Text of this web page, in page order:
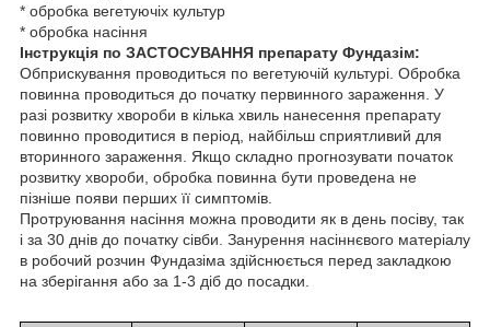
* обробка вегетуючіх культур
* обробка насіння
Інструкція по ЗАСТОСУВАННЯ препарату Фундазім:
Обприскування проводиться по вегетуючій культурі. Обробка
повинна проводиться до початку первинного зараження. У
разі розвитку хвороби в кілька хвиль нанесення препарату
повинно проводитися в період, найбільш сприятливий для
вторинного зараження. Якщо складно прогнозувати початок
розвитку хвороби, обробка повинна бути проведена не
пізніше появи перших її симптомів.
Протруювання насіння можна проводити як в день посіву, так
і за 30 днів до початку сівби. Занурення насіннєвого матеріалу
в робочий розчин Фундазіма здійснюється перед закладкою
на зберігання або за 1-3 діб до посадки.